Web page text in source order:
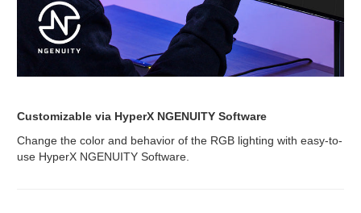
Customizable via HyperX NGENUITY Software
Change the color and behavior of the RGB lighting with easy-to-
use HyperX NGENUITY Software.